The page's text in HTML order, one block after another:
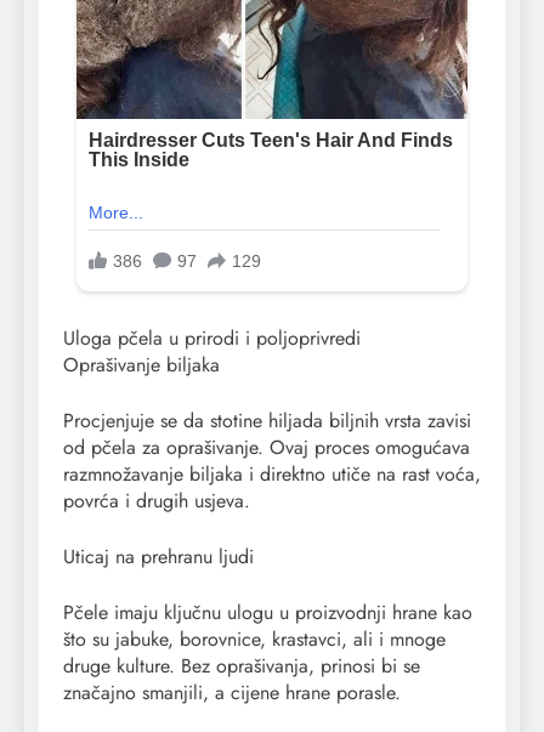
Uloga pčela u prirodi i poljoprivredi
Oprašivanje biljaka
Procjenjuje se da stotine hiljada biljnih vrsta zavisi
od pčela za oprašivanje. Ovaj proces omogućava
razmnožavanje biljaka i direktno utiče na rast voća,
povrća i drugih usjeva.
Uticaj na prehranu ljudi
Pčele imaju ključnu ulogu u proizvodnji hrane kao
što su jabuke, borovnice, krastavci, ali i mnoge
druge kulture. Bez oprašivanja, prinosi bi se
značajno smanjili, a cijene hrane porasle.